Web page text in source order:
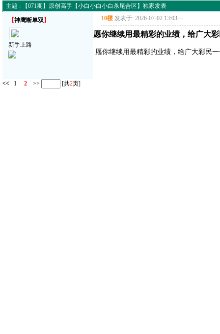
主题 : 【071期】原创高手【小白小白小白杀尾合区】独家发表
【神鹰断单双】
新手上路
10楼 发表于: 2026-07-02 13:03---
愿你继续用最精彩的业绩，给广大
愿你继续用最精彩的业绩，给广大彩民
<< 1 2 >> [共2页]